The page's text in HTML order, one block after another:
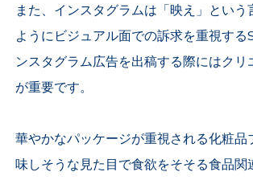
また、インスタグラムは「映え」という
ようにビジュアル面での訴求を重視する
ンスタグラム広告を出稿する際にはクリ
が重要です。
華やかなパッケージが重視される化粧品
味しそうな見た目で食欲をそそる食品関